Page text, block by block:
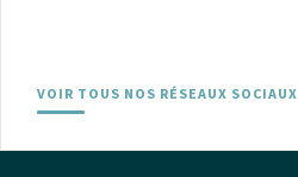
VOIR TOUS NOS RÉSEAUX SOCIAUX